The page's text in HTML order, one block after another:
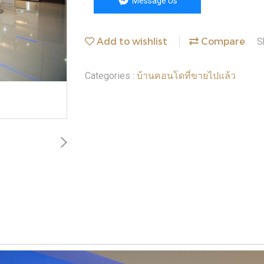
Add to wishlist Compare
Categories : บ้านคอนโดที่ขายไปแล้ว